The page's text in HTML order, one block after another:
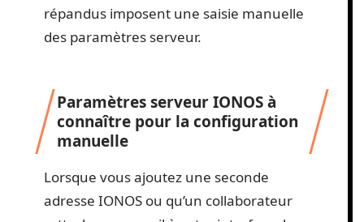
répandus imposent une saisie manuelle
des paramètres serveur.
Paramètres serveur IONOS à
connaître pour la configuration
manuelle
Lorsque vous ajoutez une seconde
adresse IONOS ou qu’un collaborateur